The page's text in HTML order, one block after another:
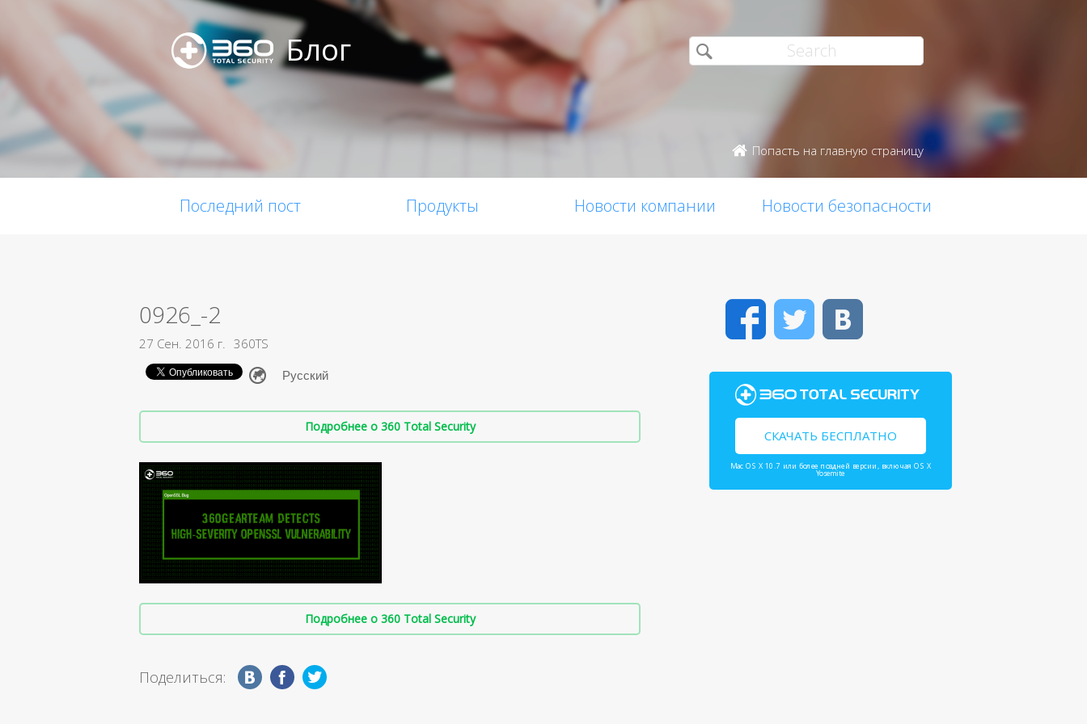
Блог
Попасть на главную страницу
Последний пост Продукты Новости компании Новости безопасности
0926_-2
27 Сен. 2016 г. 360TS
Подробнее о 360 Total Security
Подробнее о 360 Total Security
Поделиться:
FacebookTwitter
СКАЧАТЬ БЕСПЛАТНО
Mac OS X 10.7 или более поздней версии, включая OS X
Yosemite